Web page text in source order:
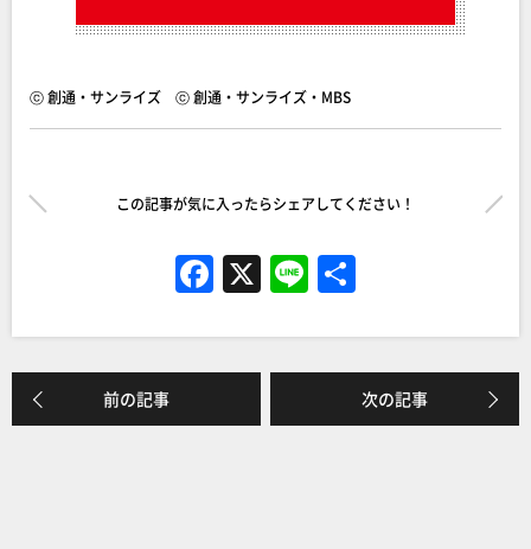
ⓒ 創通・サンライズ ⓒ 創通・サンライズ・MBS
この記事が気に入ったらシェアしてください！
F
c
e
b
X Li
e
前の記事 次の記事